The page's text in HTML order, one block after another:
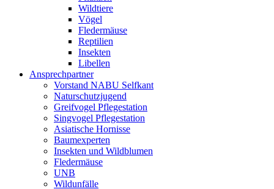
Wildtiere
Vögel
Fledermäuse
Reptilien
Insekten
Libellen
Ansprechpartner
Vorstand NABU Selfkant
Naturschutzjugend
Greifvogel Pflegestation
Singvogel Pflegestation
Asiatische Hornisse
Baumexperten
Insekten und Wildblumen
Fledermäuse
UNB
Wildunfälle